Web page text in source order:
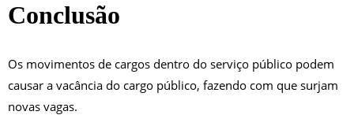
Conclusão
Os movimentos de cargos dentro do serviço público podem
causar a vacância do cargo público, fazendo com que surjam
novas vagas.